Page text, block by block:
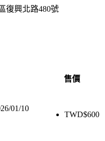
復興北路480號
售價
01/10
TWD$600